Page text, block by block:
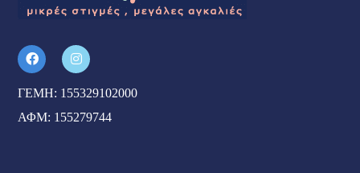
ΓΕΜΗ: 155329102000
ΑΦΜ: 155279744